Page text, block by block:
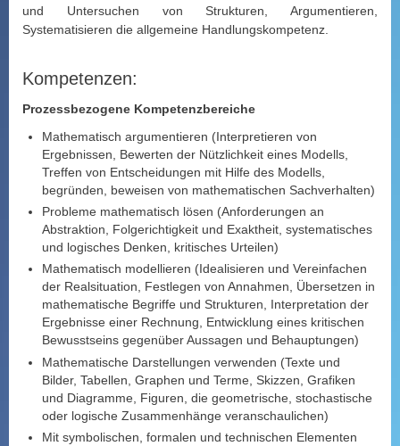
und Untersuchen von Strukturen, Argumentieren,
Systematisieren die allgemeine Handlungskompetenz.
Kompetenzen:
Prozessbezogene Kompetenzbereiche
Mathematisch argumentieren (Interpretieren von
Ergebnissen, Bewerten der Nützlichkeit eines Modells,
Treffen von Entscheidungen mit Hilfe des Modells,
begründen, beweisen von mathematischen Sachverhalten)
Probleme mathematisch lösen (Anforderungen an
Abstraktion, Folgerichtigkeit und Exaktheit, systematisches
und logisches Denken, kritisches Urteilen)
Mathematisch modellieren (Idealisieren und Vereinfachen
der Realsituation, Festlegen von Annahmen, Übersetzen in
mathematische Begriffe und Strukturen, Interpretation der
Ergebnisse einer Rechnung, Entwicklung eines kritischen
Bewusstseins gegenüber Aussagen und Behauptungen)
Mathematische Darstellungen verwenden (Texte und
Bilder, Tabellen, Graphen und Terme, Skizzen, Grafiken
und Diagramme, Figuren, die geometrische, stochastische
oder logische Zusammenhänge veranschaulichen)
Mit symbolischen, formalen und technischen Elementen